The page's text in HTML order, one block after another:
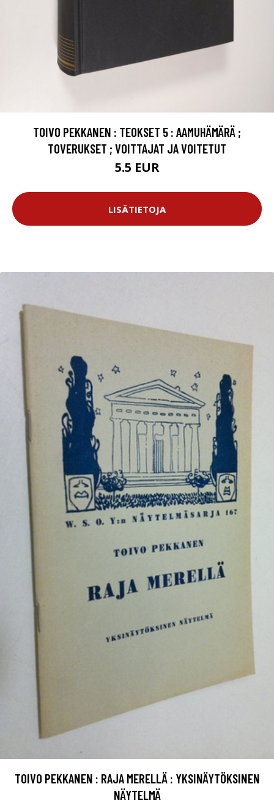
TOIVO PEKKANEN : TEOKSET 5 : AAMUHÄMÄRÄ ;
TOVERUKSET ; VOITTAJAT JA VOITETUT
5.5 EUR
LISÄTIETOJA
TOIVO PEKKANEN : RAJA MERELLÄ : YKSINÄYTÖKSINEN
NÄYTELMÄ